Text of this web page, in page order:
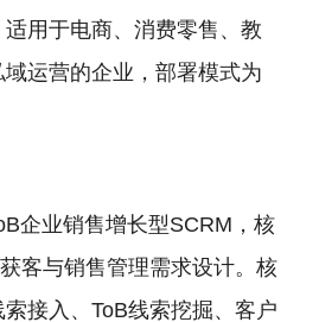
用于电商、消费零售、教
运营的企业，部署模式为
企业销售增长型SCRM，核
客与销售管理需求设计。核
接入、ToB线索挖掘、客户